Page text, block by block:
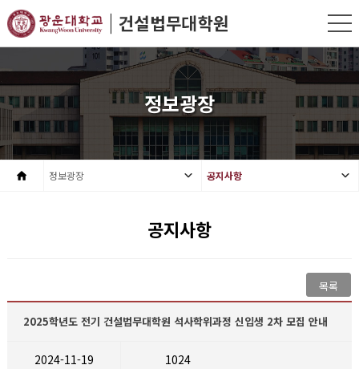
정보광장
정보광장 공지사항
공지사항
목록
2025학년도 전기 건설법무대학원 석사학위과정 신입생 2차 모집 안내
2024-11-19 1024